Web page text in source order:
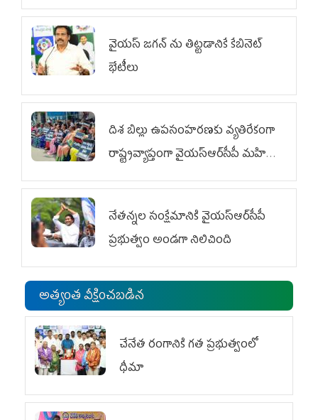
వైయ‌స్ జగన్‌ ను తిట్టడానికే కేబినెట్‌
భేటీలు
దిశ బిల్లు ఉపసంహరణకు వ్యతిరేకంగా
రాష్ట్రవ్యాప్తంగా వైయ‌స్ఆర్‌సీపీ మహిళా
విభాగం ఆందోళనలు
నేతన్నల సంక్షేమానికి వైయ‌స్ఆర్‌సీపీ
ప్రభుత్వం అండగా నిలిచింది
అత్యంత వీక్షించబడిన
చేనేత రంగానికి గత ప్రభుత్వంలో
ధీమా